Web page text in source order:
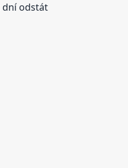
dní odstát